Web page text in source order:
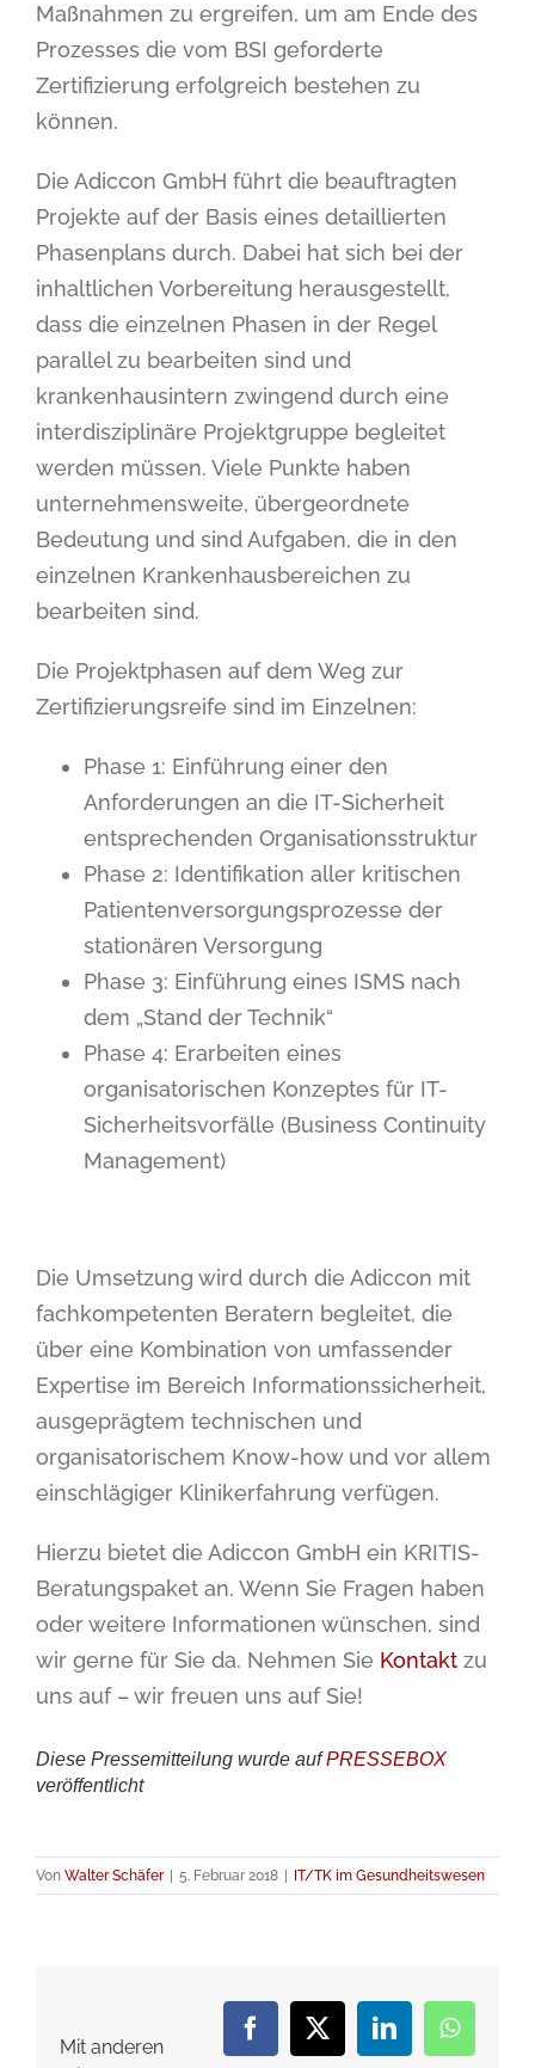
Maßnahmen zu ergreifen, um am Ende des
Prozesses die vom BSI geforderte
Zertifizierung erfolgreich bestehen zu
können.
Die Adiccon GmbH führt die beauftragten
Projekte auf der Basis eines detaillierten
Phasenplans durch. Dabei hat sich bei der
inhaltlichen Vorbereitung herausgestellt,
dass die einzelnen Phasen in der Regel
parallel zu bearbeiten sind und
krankenhausintern zwingend durch eine
interdisziplinäre Projektgruppe begleitet
werden müssen. Viele Punkte haben
unternehmensweite, übergeordnete
Bedeutung und sind Aufgaben, die in den
einzelnen Krankenhausbereichen zu
bearbeiten sind.
Die Projektphasen auf dem Weg zur
Zertifizierungsreife sind im Einzelnen:
Phase 1: Einführung einer den
Anforderungen an die IT-Sicherheit
entsprechenden Organisationsstruktur
Phase 2: Identifikation aller kritischen
Patientenversorgungsprozesse der
stationären Versorgung
Phase 3: Einführung eines ISMS nach
dem „Stand der Technik“
Phase 4: Erarbeiten eines
organisatorischen Konzeptes für IT-
Sicherheitsvorfälle (Business Continuity
Management)
Die Umsetzung wird durch die Adiccon mit
fachkompetenten Beratern begleitet, die
über eine Kombination von umfassender
Expertise im Bereich Informationssicherheit,
ausgeprägtem technischen und
organisatorischem Know-how und vor allem
einschlägiger Klinikerfahrung verfügen.
Hierzu bietet die Adiccon GmbH ein KRITIS-
Beratungspaket an. Wenn Sie Fragen haben
oder weitere Informationen wünschen, sind
wir gerne für Sie da. Nehmen Sie Kontakt zu
uns auf – wir freuen uns auf Sie!
Diese Pressemitteilung wurde aufPRESSEBOX
veröffentlicht
Von Walter Schäfer 5. Februar 2018 IT/TK im Gesundheitswesen
Mit anderen
Facebook
X LinkedIn